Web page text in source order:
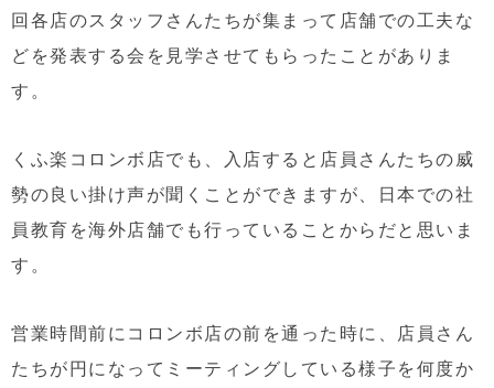
回各店のスタッフさんたちが集まって店舗での工夫な
どを発表する会を見学させてもらったことがありま
す。
くふ楽コロンボ店でも、入店すると店員さんたちの威
勢の良い掛け声が聞くことができますが、日本での社
員教育を海外店舗でも行っていることからだと思いま
す。
営業時間前にコロンボ店の前を通った時に、店員さん
たちが円になってミーティングしている様子を何度か